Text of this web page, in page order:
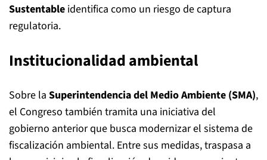
Sustentable identifica como un riesgo de captura
regulatoria.
Institucionalidad ambiental
Sobre la Superintendencia del Medio Ambiente (SMA),
el Congreso también tramita una iniciativa del
gobierno anterior que busca modernizar el sistema de
fiscalización ambiental. Entre sus medidas, traspasa a